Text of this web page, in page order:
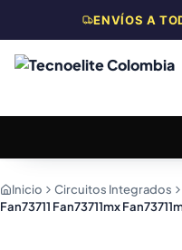
ENVÍOS A
Inicio
Circuitos Integrados
Fan73711 Fan73711mx